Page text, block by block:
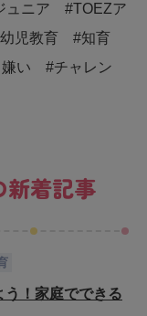
ュニア #TOEZア
児教育 #知育
い #チャレン
新着記事
！家庭でできる